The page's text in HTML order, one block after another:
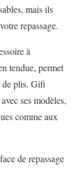
mais ils
repassage.
à
tendue, permet
de plis. Gifi
ses modèles,
comme aux
de repassage